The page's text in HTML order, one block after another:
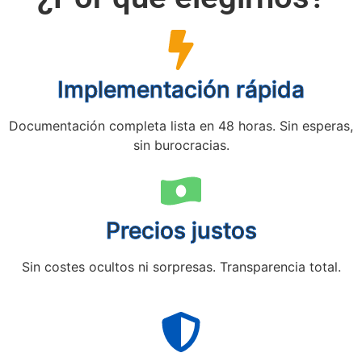
Implementación rápida
Documentación completa lista en 48 horas. Sin esperas,
sin burocracias.
Precios justos
Sin costes ocultos ni sorpresas. Transparencia total.